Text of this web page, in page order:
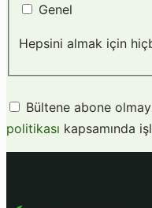
Genel
Hepsini almak için
Bültene abone
politikası kapsamında